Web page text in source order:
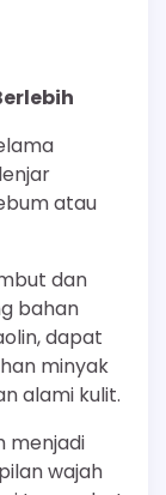
atau
dan
bahan
dapat
minyak
alami kulit.
menjadi
wajah